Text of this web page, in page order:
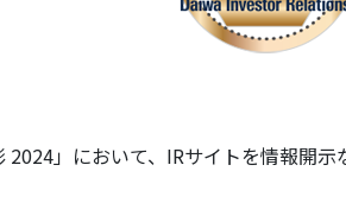
」において、IRサイトを情報開